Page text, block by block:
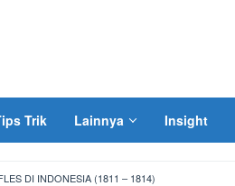
Trik Lainnya Insight
DI INDONESIA (1811 – 1814)